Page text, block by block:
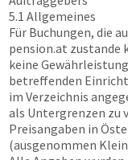
5.1 Allgemeines
Für Buchungen, die
pension.at zustande
keine
betreffenden
im Verzeichnis
als Untergrenzen zu
Preisangaben in
(ausgenommen